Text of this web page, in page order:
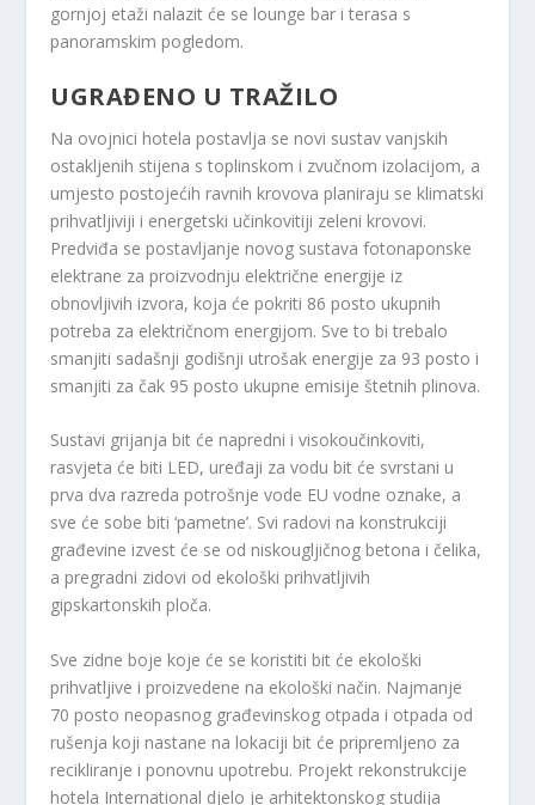
gornjoj etaži nalazit će se lounge bar i terasa s
panoramskim pogledom.
UGRAĐENO U TRAŽILO
Na ovojnici hotela postavlja se novi sustav vanjskih
ostakljenih stijena s toplinskom i zvučnom izolacijom, a
umjesto postojećih ravnih krovova planiraju se klimatski
prihvatljiviji i energetski učinkovitiji zeleni krovovi.
Predviđa se postavljanje novog sustava fotonaponske
elektrane za proizvodnju električne energije iz
obnovljivih izvora, koja će pokriti 86 posto ukupnih
potreba za električnom energijom. Sve to bi trebalo
smanjiti sadašnji godišnji utrošak energije za 93 posto i
smanjiti za čak 95 posto ukupne emisije štetnih plinova.
Sustavi grijanja bit će napredni i visokoučinkoviti,
rasvjeta će biti LED, uređaji za vodu bit će svrstani u
prva dva razreda potrošnje vode EU vodne oznake, a
sve će sobe biti ‘pametne’. Svi radovi na konstrukciji
građevine izvest će se od niskougljičnog betona i čelika,
a pregradni zidovi od ekološki prihvatljivih
gipskartonskih ploča.
Sve zidne boje koje će se koristiti bit će ekološki
prihvatljive i proizvedene na ekološki način. Najmanje
70 posto neopasnog građevinskog otpada i otpada od
rušenja koji nastane na lokaciji bit će pripremljeno za
recikliranje i ponovnu upotrebu. Projekt rekonstrukcije
hotela International djelo je arhitektonskog studija